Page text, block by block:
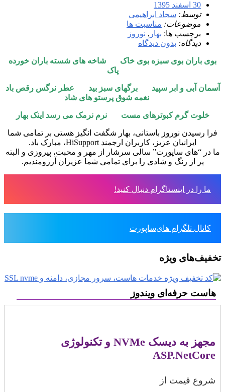
30 اسفند 1395
توسط: سجاد ابراهیمی
موضوعات: مناسبت ها
برچسب ها: بهار , نوروز
دیدگاه: بدون دیدگاه
بوی باران بوی سبزه بوی خاک شاخه های شسته باران خورده
پاک
آسمان آبی و ابر سپید برگهای سبز بید عطر نرگس رقص باد
نغمه شوق پرستو های شاد
خلوت گرم کبوترهای مست نرم نرمک می رسد اینک بهار
فرا رسیدن نوروز باستانی، بهار شگفت انگیز هستی بر تمامی شما
ایرانیان عزیز، کاربران ارجمند HiSupport، مبارک باد.
ما در “های ساپورت” سالی سرشار از مهر و محبت، پیروزی و البته
پر از رنگ و شادی را برای تمامی شما عزیزان آرزومندیم.
ما را در اینستاگرام دنبال کنید!
کانال تلگرام های‌ساپورت
تخفیف‌های ویژه
هاست حرفه‌ای ویندوز
مجهز به دیسک NVMe و تکنولوژی
ASP.NetCore
شروع قیمت از